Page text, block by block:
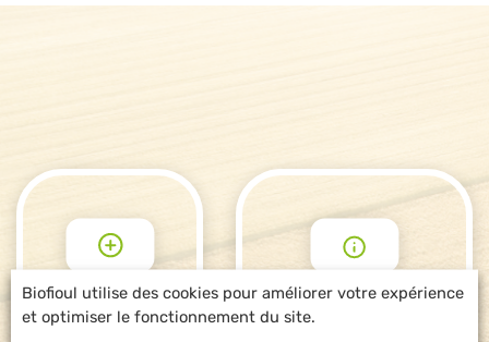
POUR ALLER
DEMANDE
Biofioul utilise des cookies pour améliorer votre expérience
et optimiser le fonctionnement du site.